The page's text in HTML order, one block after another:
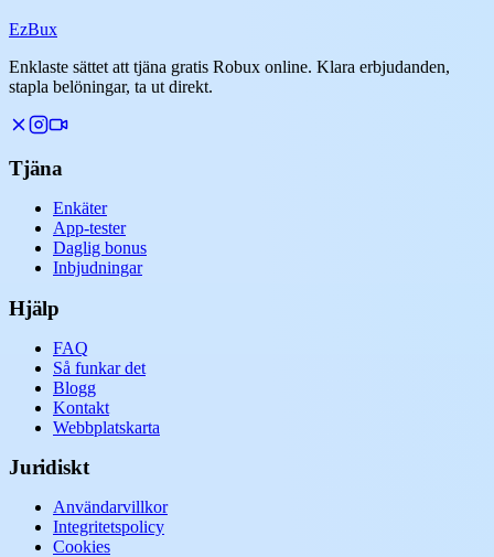
EzBux
Enklaste sättet att tjäna gratis Robux online. Klara erbjudanden,
stapla belöningar, ta ut direkt.
Tjäna
Enkäter
App-tester
Daglig bonus
Inbjudningar
Hjälp
FAQ
Så funkar det
Blogg
Kontakt
Webbplatskarta
Juridiskt
Användarvillkor
Integritetspolicy
Cookies